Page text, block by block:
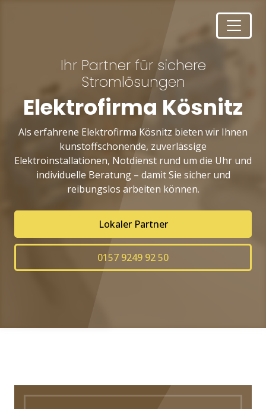
Ihr Partner für sichere
Stromlösungen
Elektrofirma Kösnitz
Als erfahrene Elektrofirma Kösnitz bieten wir Ihnen
kunstoffschonende, zuverlässige
Elektroinstallationen, Notdienst rund um die Uhr und
individuelle Beratung – damit Sie sicher und
reibungslos arbeiten können.
Lokaler Partner
0157 9249 92 50